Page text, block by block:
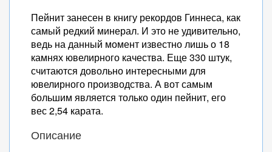
Пейнит занесен в книгу рекордов Гиннеса, как
самый редкий минерал. И это не удивительно,
ведь на данный момент известно лишь о 18
камнях ювелирного качества. Еще 330 штук,
считаются довольно интересными для
ювелирного производства. А вот самым
большим является только один пейнит, его
вес 2,54 карата.
Описание